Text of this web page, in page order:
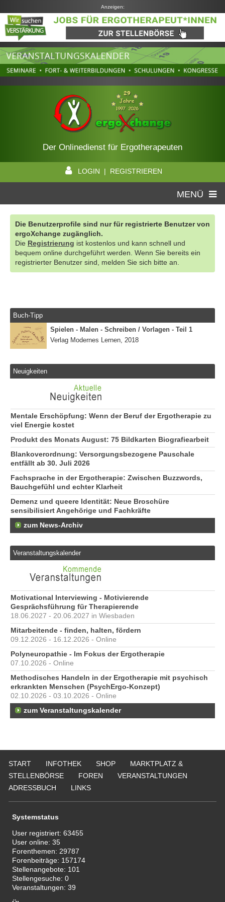
Anzeigen:
Der Onlinedienst für Ergotherapeuten
LOGIN | REGISTRIEREN
MENÜ
Die Benutzerprofile sind nur für registrierte Benutzer von
ergoXchange zugänglich.
Die Registrierung ist kostenlos und kann schnell und
bequem online durchgeführt werden. Wenn Sie bereits ein
registrierter Benutzer sind, melden Sie sich bitte an.
Buch-Tipp
Spielen - Malen - Schreiben / Vorlagen - Teil 1
Verlag Modernes Lernen, 2018
Neuigkeiten
Mentale Erschöpfung: Wenn der Beruf der Ergotherapie zu
viel Energie kostet
Produkt des Monats August: 75 Bildkarten Biografiearbeit
Blankoverordnung: Versorgungsbezogene Pauschale
entfällt ab 30. Juli 2026
Fachsprache in der Ergotherapie: Zwischen Buzzwords,
Bauchgefühl und echter Klarheit
Demenz und queere Identität: Neue Broschüre
sensibilisiert Angehörige und Fachkräfte
zum News-Archiv
Veranstaltungskalender
Motivational Interviewing - Motivierende
Gesprächsführung für Therapierende
18.06.2027 - 20.06.2027 in Wiesbaden
Mitarbeitende - finden, halten, fördern
09.12.2026 - 16.12.2026 - Online
Polyneuropathie - Im Fokus der Ergotherapie
07.10.2026 - Online
Methodisches Handeln in der Ergotherapie mit psychisch
erkrankten Menschen (PsychErgo-Konzept)
02.10.2026 - 03.10.2026 - Online
zum Veranstaltungskalender
START INFOTHEK SHOP
MARKTPLATZ &
STELLENBÖRSE
FOREN
VERANSTALTUNGEN
ADRESSBUCH
LINKS
Systemstatus
User registriert:63455
User online:35
Forenthemen: 29787
Forenbeiträge: 157174
Stellenangebote: 101
Stellengesuche:0
Veranstaltungen:39